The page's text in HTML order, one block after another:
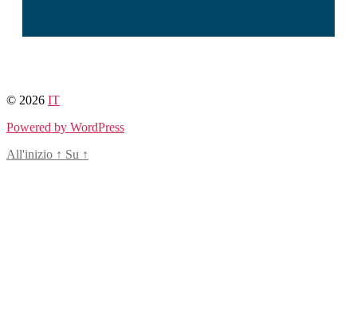
© 2026 IT
Powered by WordPress
All'inizio ↑ Su ↑